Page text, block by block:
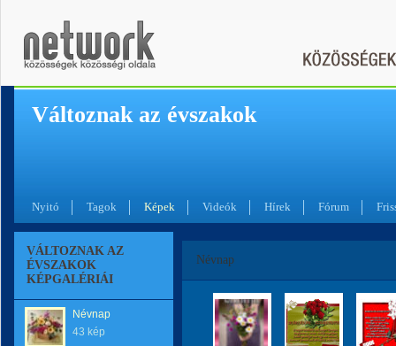
Változnak az évszakok
Nyitó Tagok Képek Videók Hírek Fórum
VÁLTOZNAK AZ
ÉVSZAKOK
KÉPGALÉRIÁI
Névnap
43 kép
Névnap